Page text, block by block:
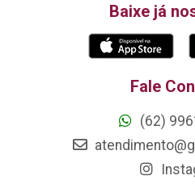
Baixe já
Fale
(62)